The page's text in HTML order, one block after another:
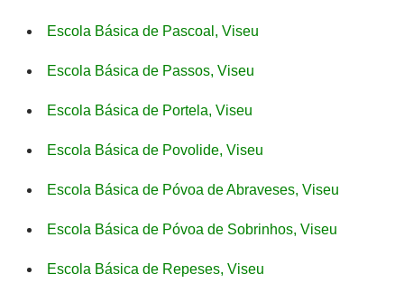
Escola Básica de Pascoal, Viseu
Escola Básica de Passos, Viseu
Escola Básica de Portela, Viseu
Escola Básica de Povolide, Viseu
Escola Básica de Póvoa de Abraveses, Viseu
Escola Básica de Póvoa de Sobrinhos, Viseu
Escola Básica de Repeses, Viseu